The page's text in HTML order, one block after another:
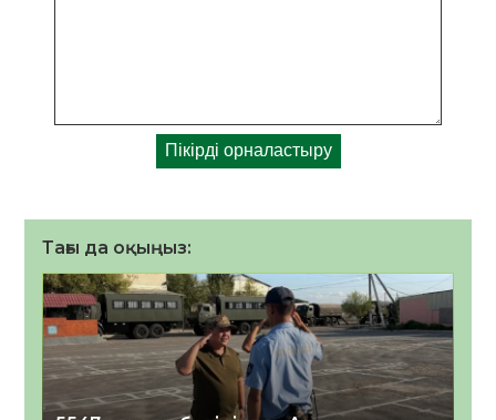
Тағы да оқыңыз: